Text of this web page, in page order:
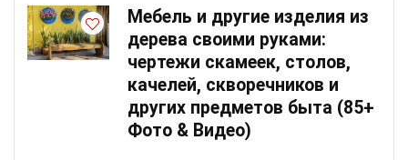
Мебель и другие изделия из
дерева своими руками:
чертежи скамеек, столов,
качелей, скворечников и
других предметов быта (85+
Фото & Видео)